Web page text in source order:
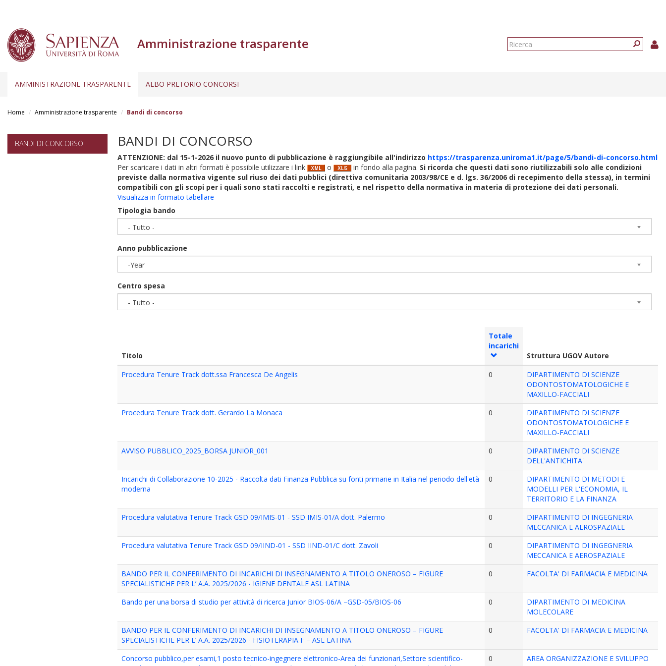
Amministrazione trasparente
Form
AMMINISTRAZIONE TRASPARENTE ALBO PRETORIO CONCORSI
Home Amministrazione trasparente Bandi di concorso
BANDI DI CONCORSO BANDI DI CONCORSO
ATTENZIONE: dal 15-1-2026 il nuovo punto di pubblicazione è raggiungibile all'indirizzo https://trasparenza.uniroma1.it/page/5/bandi-di-concorso.html
Per scaricare i dati in altri formati è possibile utilizzare i link
o in fondo alla pagina. Si ricorda che questi dati sono riutilizzabili solo alle condizioni
previste dalla normativa vigente sul riuso dei dati pubblici (direttiva comunitaria 2003/98/CE e d. lgs. 36/2006 di recepimento della stessa), in termini
compatibili con gli scopi per i quali sono stati raccolti e registrati, e nel rispetto della normativa in materia di protezione dei dati personali.
Visualizza in formato tabellare
Tipologia bando
- Tutto -
Anno pubblicazione
-Year
Centro spesa
- Tutto -
Titolo
Totale
incarichi
Struttura UGOV Autore
Procedura Tenure Track dott.ssa Francesca De Angelis
0
DIPARTIMENTO DI SCIENZE
ODONTOSTOMATOLOGICHE E
MAXILLO-FACCIALI
Procedura Tenure Track dott. Gerardo La Monaca
0
DIPARTIMENTO DI SCIENZE
ODONTOSTOMATOLOGICHE E
MAXILLO-FACCIALI
AVVISO PUBBLICO_2025_BORSA JUNIOR_001
0
DIPARTIMENTO DI SCIENZE
DELL'ANTICHITA'
Incarichi di Collaborazione 10-2025 - Raccolta dati Finanza Pubblica su fonti primarie in Italia nel periodo dell'età
moderna
0
DIPARTIMENTO DI METODI E
MODELLI PER L'ECONOMIA, IL
TERRITORIO E LA FINANZA
Procedura valutativa Tenure Track GSD 09/IMIS-01 - SSD IMIS-01/A dott. Palermo
0
DIPARTIMENTO DI INGEGNERIA
MECCANICA E AEROSPAZIALE
Procedura valutativa Tenure Track GSD 09/IIND-01 - SSD IIND-01/C dott. Zavoli
0
DIPARTIMENTO DI INGEGNERIA
MECCANICA E AEROSPAZIALE
BANDO PER IL CONFERIMENTO DI INCARICHI DI INSEGNAMENTO A TITOLO ONEROSO – FIGURE
SPECIALISTICHE PER L’ A.A. 2025/2026 - IGIENE DENTALE ASL LATINA
0 FACOLTA' DI FARMACIA E MEDICINA
Bando per una borsa di studio per attività di ricerca Junior BIOS-06/A –GSD-05/BIOS-06 0
DIPARTIMENTO DI MEDICINA
MOLECOLARE
BANDO PER IL CONFERIMENTO DI INCARICHI DI INSEGNAMENTO A TITOLO ONEROSO – FIGURE
SPECIALISTICHE PER L’ A.A. 2025/2026 - FISIOTERAPIA F – ASL LATINA
0 FACOLTA' DI FARMACIA E MEDICINA
Concorso pubblico,per esami,1 posto tecnico-ingegnere elettronico-Area dei funzionari,Settore scientifico-
0 AREA ORGANIZZAZIONE E SVILUPPO